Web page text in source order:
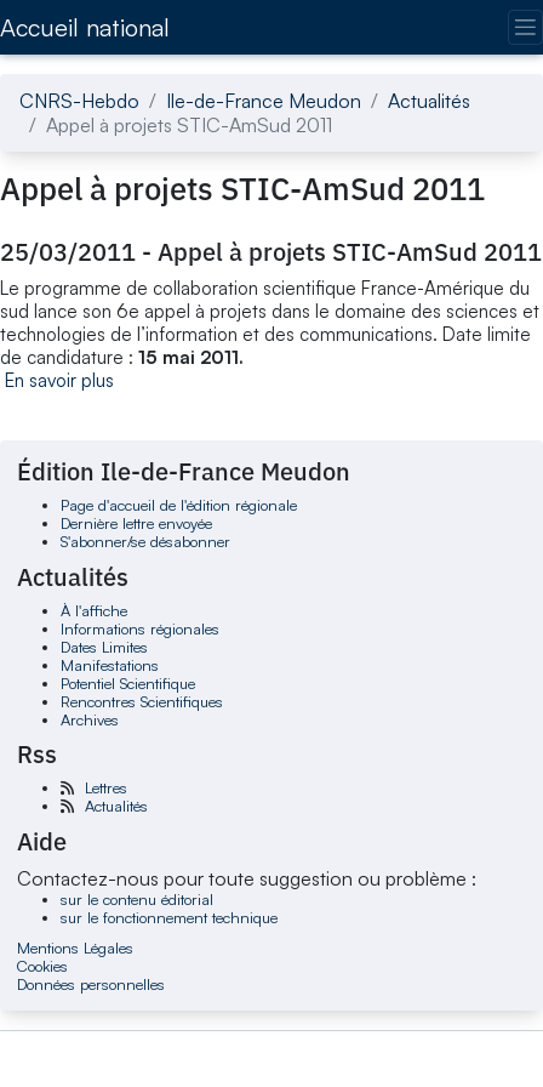
Accueil national
CNRS-Hebdo Ile-de-France Meudon
Actualités
Appel à projets STIC-AmSud 2011
Appel à projets STIC-AmSud 2011
25/03/2011 - Appel à projets STIC-AmSud 2011
Le programme de collaboration scientifique France-Amérique du
sud lance son 6e appel à projets dans le domaine des sciences et
technologies de l’information et des communications. Date limite
de candidature : 15 mai 2011.
En savoir plus
Édition Ile-de-France Meudon
Page d'accueil de l'édition régionale
Dernière lettre envoyée
S'abonner/se désabonner
Actualités
À l'affiche
Informations régionales
Dates Limites
Manifestations
Potentiel Scientifique
Rencontres Scientifiques
Archives
Rss
Lettres
Actualités
Aide
Contactez-nous pour toute suggestion ou problème :
sur le contenu éditorial
sur le fonctionnement technique
Mentions Légales
Cookies
Données personnelles